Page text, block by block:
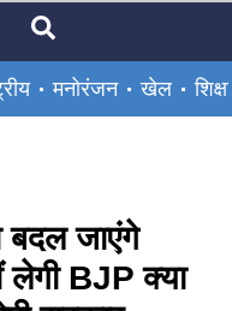
मनोरंजन खेल शिक्षा
बदल जाएंगे
लेगी BJP क्या